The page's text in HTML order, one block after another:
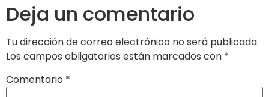
Deja un comentario
Tu dirección de correo electrónico no será publicada.
Los campos obligatorios están marcados con *
Comentario *